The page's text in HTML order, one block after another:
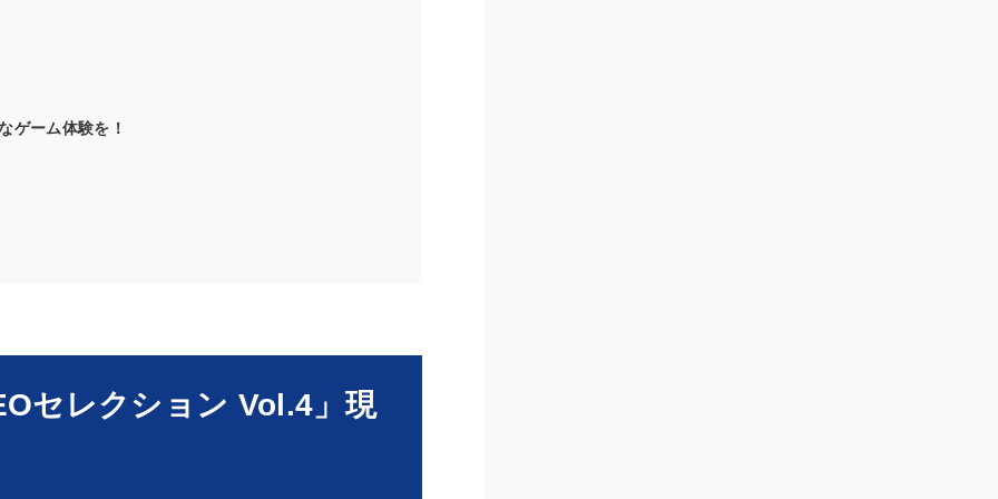
ゲーム体験を！
セレクション Vol.4」現